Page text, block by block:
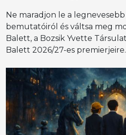
Ne maradjon le a
bemutatóiról és váltsa meg
Balett, a Bozsik Yvette
Balett 2026/27-es premierjeire.